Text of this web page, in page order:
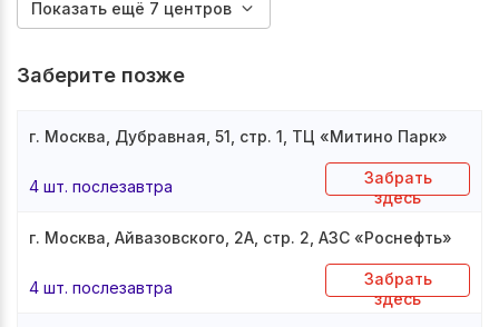
Показать ещё 7 центров
Заберите позже
г. Москва, Дубравная, 51, стр. 1, ТЦ «Митино Парк»
4 шт. послезавтра
Забрать
здесь
г. Москва, Айвазовского, 2А, стр. 2, АЗС «Роснефть»
4 шт. послезавтра
Забрать
здесь